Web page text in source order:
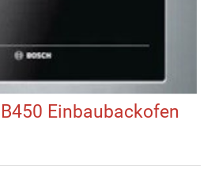
Einbaubackofen